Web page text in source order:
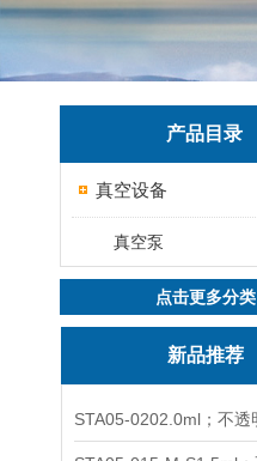
产品目录
真空设备
真空泵
点击更多分类
新品推荐